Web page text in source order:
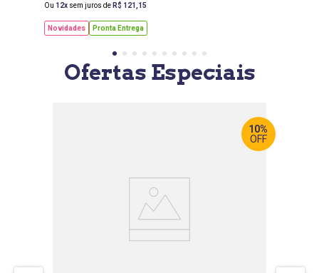
Ou 12 sem juros de R$ 121 15
Novidades Pronta Entrega
Ofertas Especiais
10%
OFF